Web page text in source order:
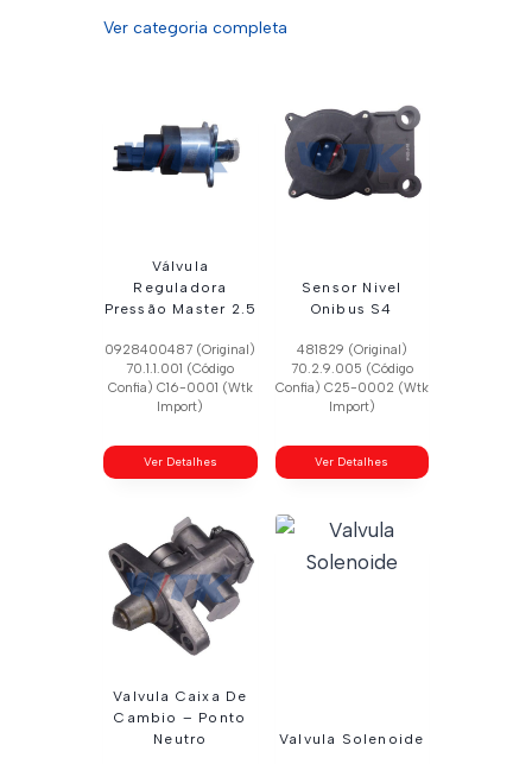
Ver categoria completa
Válvula
Reguladora
Pressão Master 2.5
0928400487 (Original)
70.1.1.001 (Código
Confia) C16-0001 (Wtk
Import)
Ver Detalhes
Sensor Nivel
Onibus S4
481829 (Original)
70.2.9.005 (Código
Confia) C25-0002 (Wtk
Import)
Ver Detalhes
Valvula Caixa De
Cambio – Ponto
Neutro
Valvula Solenoide